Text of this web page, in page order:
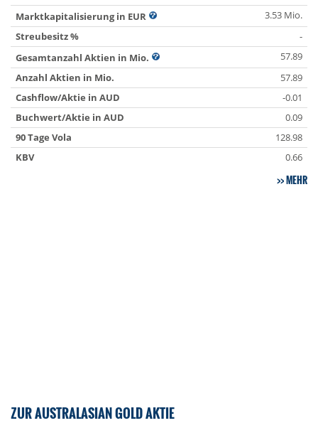
Marktkapitalisierung in EUR
3.53 Mio.
Streubesitz %
-
Gesamtanzahl Aktien in Mio.
57.89
Anzahl Aktien in Mio.
57.89
Cashflow/Aktie in AUD
-0.01
Buchwert/Aktie in AUD
0.09
90 Tage Vola
128.98
KBV
0.66
MEHR
ZUR AUSTRALASIAN GOLD AKTIE